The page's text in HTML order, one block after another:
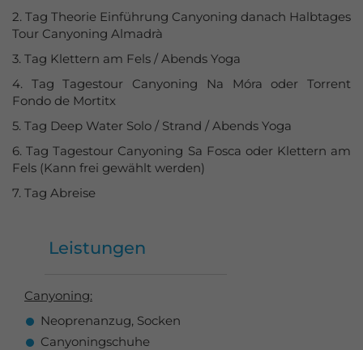
2. Tag Theorie Einführung Canyoning danach Halbtages
Tour Canyoning Almadrà
3. Tag Klettern am Fels / Abends Yoga
4. Tag Tagestour Canyoning Na Móra oder Torrent
Fondo de Mortitx
5. Tag Deep Water Solo / Strand / Abends Yoga
6. Tag Tagestour Canyoning Sa Fosca oder Klettern am
Fels (Kann frei gewählt werden)
7. Tag Abreise
Leistungen
Canyoning:
Neoprenanzug, Socken
Canyoningschuhe